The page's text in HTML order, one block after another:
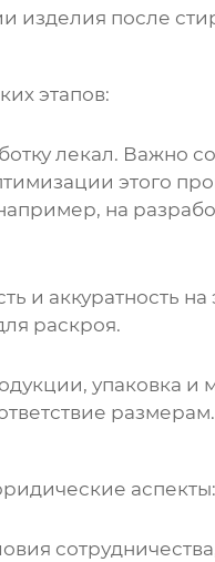
изделия после
этапов:
лекал. Важно
этого
на
и аккуратность
раскроя.
упаковка
размерам.
аспекты: